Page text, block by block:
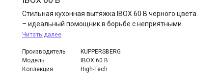
Стильная кухонная вытяжка IBOX 60 B черного цвета
– идеальный помощник в борьбе с неприятными
Читать далее
Производитель
KUPPERSBERG
Модель
IBOX 60 B
Коллекция
High-Tech